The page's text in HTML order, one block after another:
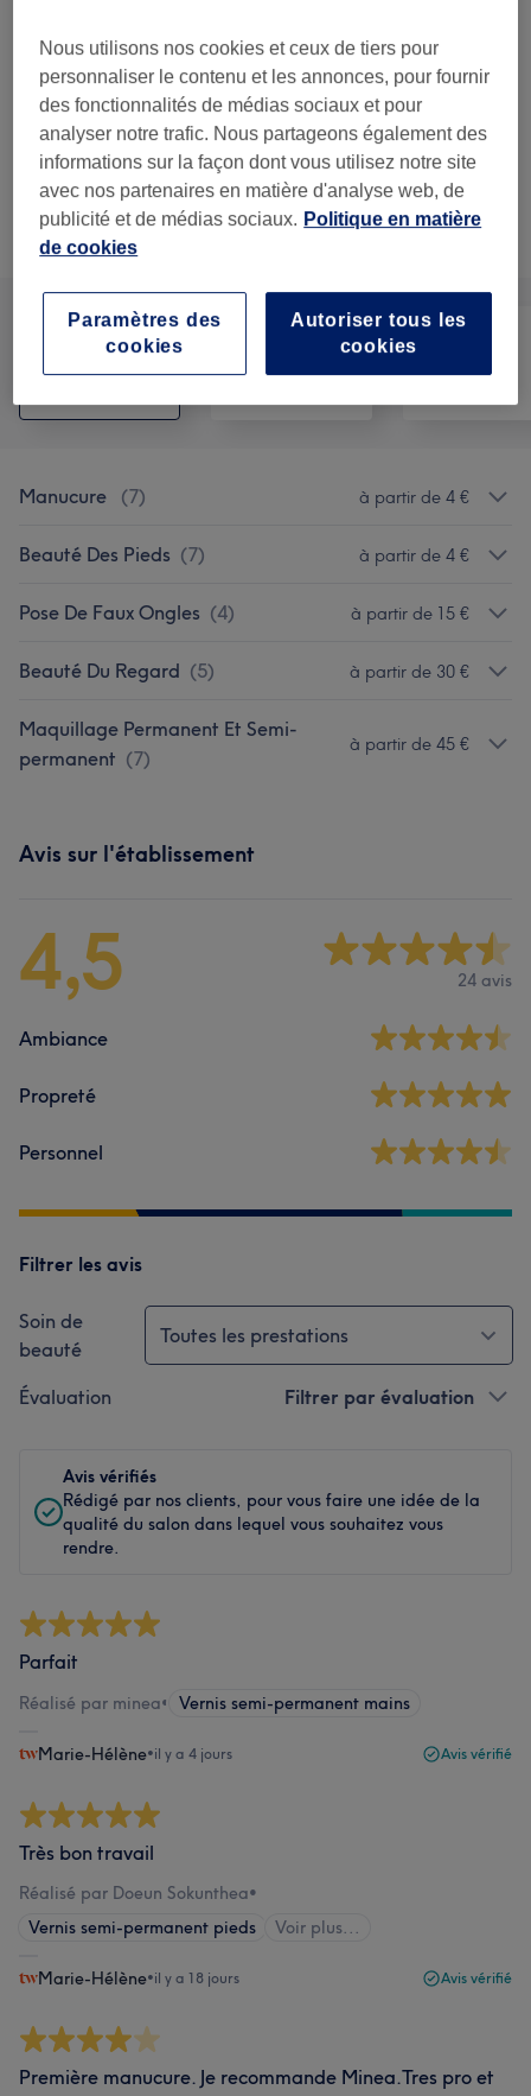
30 minMa prestation en détail...
Gel - Remplissage d'ongles et pose
de vernis semi-permanent
1 h 10 min - 1 h 30 min
Ma prestation en détail...
à partir de 45 €
Recherchez dans notre liste de prestations
Tout
Manucure et
Visage
Manucure (7) à partir de 4 €
Beauté Des Pieds (7) à partir de 4 €
Pose De Faux Ongles (4) à partir de 15 €
Beauté Du Regard (5) à partir de 30 €
Maquillage Permanent Et Semi-
permanent (7)
à partir de 45 €
Avis sur l'établissement
4,5 24 avis
Ambiance
Propreté
Personnel
Filtrer les avis
Soin de
beauté
Toutes les prestations
Évaluation Filtrer par évaluation
Avis vérifiés
Rédigé par nos clients, pour vous faire une idée de la
qualité du salon dans lequel vous souhaitez vous
rendre.
Parfait
Réalisé par minea• Vernis semi-permanent mains
Marie-Hélène•il y a 4 jours Avis vérifié
Très bon travail
Réalisé par Doeun Sokunthea•
Vernis semi-permanent pieds
Voir plus...
Marie-Hélène•il y a 18 jours Avis vérifié
Première manucure. Je recommande Minea.Tres pro et
Nous utilisons nos cookies et ceux de tiers pour
personnaliser le contenu et les annonces, pour fournir
des fonctionnalités de médias sociaux et pour
analyser notre trafic. Nous partageons également des
informations sur la façon dont vous utilisez notre site
avec nos partenaires en matière d'analyse web, de
publicité et de médias sociaux. Politique en matière
de cookies
Autoriser tous les
cookies
Paramètres des
cookies